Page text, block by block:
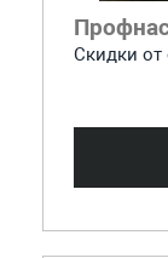
Скидки от